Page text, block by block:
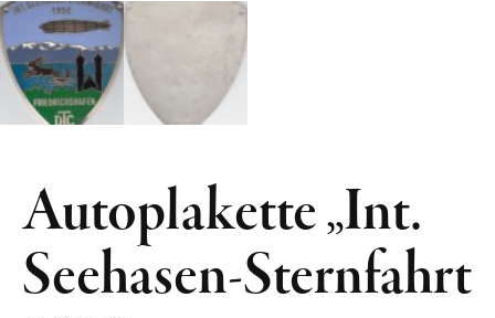
Autoplakette „Int.
Seehasen-Sternfahrt